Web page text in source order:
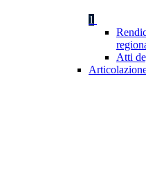
1
Atti